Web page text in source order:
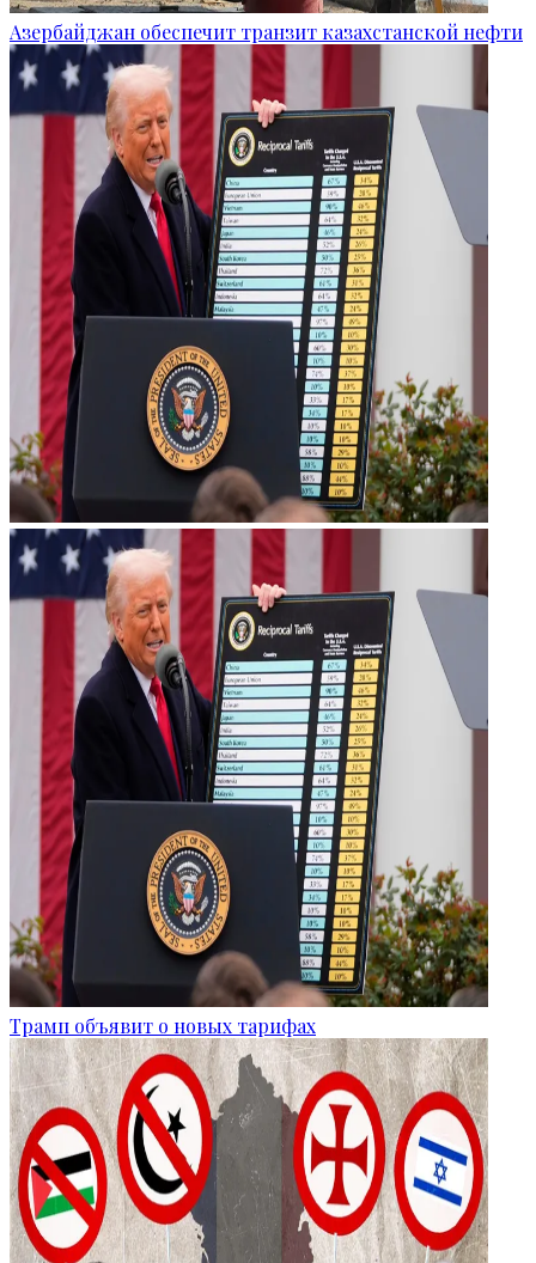
Азербайджан обеспечит транзит казахстанской нефти
Трамп объявит о новых тарифах